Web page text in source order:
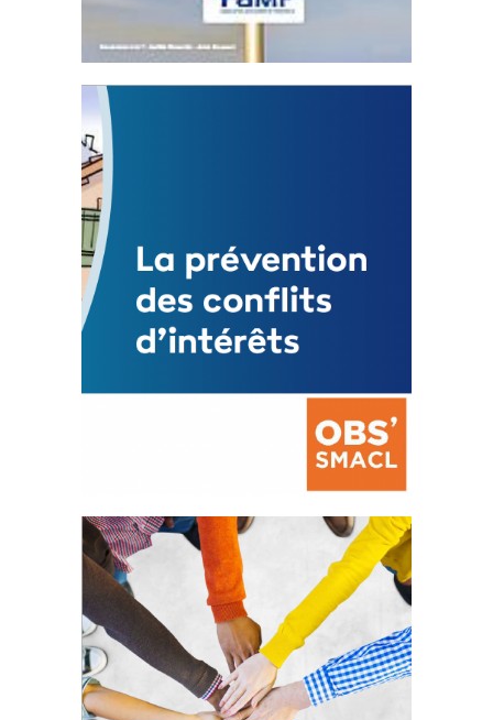
Statut de l’élu local
3 avril 2024
Mise à jour avril 2024
FEUILLETER
La prévention des conflits
d’intérêts
18 septembre 2023
FEUILLETER